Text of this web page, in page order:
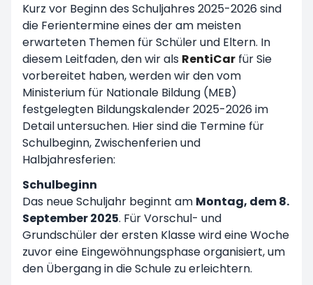
Kurz vor Beginn des Schuljahres 2025-2026 sind
die Ferientermine eines der am meisten
erwarteten Themen für Schüler und Eltern. In
diesem Leitfaden, den wir als RentiCar für Sie
vorbereitet haben, werden wir den vom
Ministerium für Nationale Bildung (MEB)
festgelegten Bildungskalender 2025-2026 im
Detail untersuchen. Hier sind die Termine für
Schulbeginn, Zwischenferien und
Halbjahresferien:
Schulbeginn
Das neue Schuljahr beginnt am Montag, dem 8.
September 2025. Für Vorschul- und
Grundschüler der ersten Klasse wird eine Woche
zuvor eine Eingewöhnungsphase organisiert, um
den Übergang in die Schule zu erleichtern.